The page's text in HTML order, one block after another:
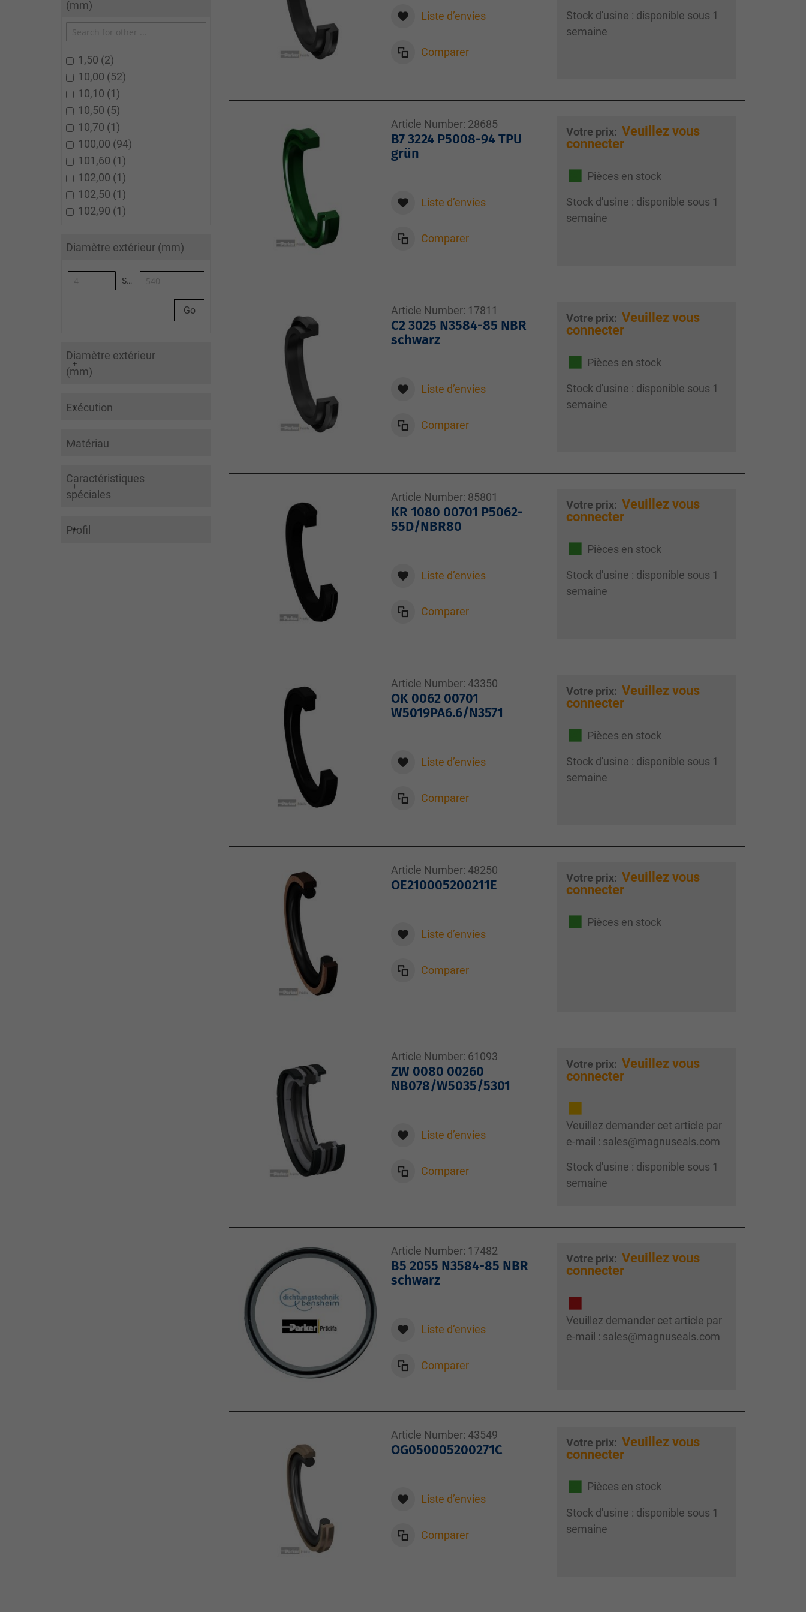
(mm)
1,50 2
10,00
52
10,10 1
10,50
5
10,70 1
100,00 94
101,60 1
102,00 1
102,50 1
102,90 1
Diamètre extérieur (mm)
Synoa_AlgoliaArticleList-to
Go
Diamètre extérieur
(mm)
Exécution
Matériau
Caractéristiques
spéciales
Profil
Liste d’envies
Comparer
Stock d'usine : disponible sous 1
semaine
Article Number: 28685
B7 3224 P5008-94 TPU
grün
Liste d’envies
Comparer
Votre prix: Veuillez vous
connecter
Pièces en stock
Stock d'usine : disponible sous 1
semaine
Article Number: 17811
C2 3025 N3584-85 NBR
schwarz
Liste d’envies
Comparer
Votre prix: Veuillez vous
connecter
Pièces en stock
Stock d'usine : disponible sous 1
semaine
Article Number: 85801
KR 1080 00701 P5062-
55D/NBR80
Liste d’envies
Comparer
Votre prix: Veuillez vous
connecter
Pièces en stock
Stock d'usine : disponible sous 1
semaine
Article Number: 43350
OK 0062 00701
W5019PA6.6/N3571
Liste d’envies
Comparer
Votre prix: Veuillez vous
connecter
Pièces en stock
Stock d'usine : disponible sous 1
semaine
Article Number: 48250
OE210005200211E
Liste d’envies
Comparer
Votre prix: Veuillez vous
connecter
Pièces en stock
Article Number: 61093
ZW 0080 00260
NB078/W5035/5301
Liste d’envies
Comparer
Votre prix: Veuillez vous
connecter
Veuillez demander cet article par
e-mail : sales@magnuseals.com
Stock d'usine : disponible sous 1
semaine
Article Number: 17482
B5 2055 N3584-85 NBR
schwarz
Liste d’envies
Comparer
Votre prix: Veuillez vous
connecter
Veuillez demander cet article par
e-mail : sales@magnuseals.com
Article Number: 43549
OG050005200271C
Liste d’envies
Comparer
Votre prix: Veuillez vous
connecter
Pièces en stock
Stock d'usine : disponible sous 1
semaine